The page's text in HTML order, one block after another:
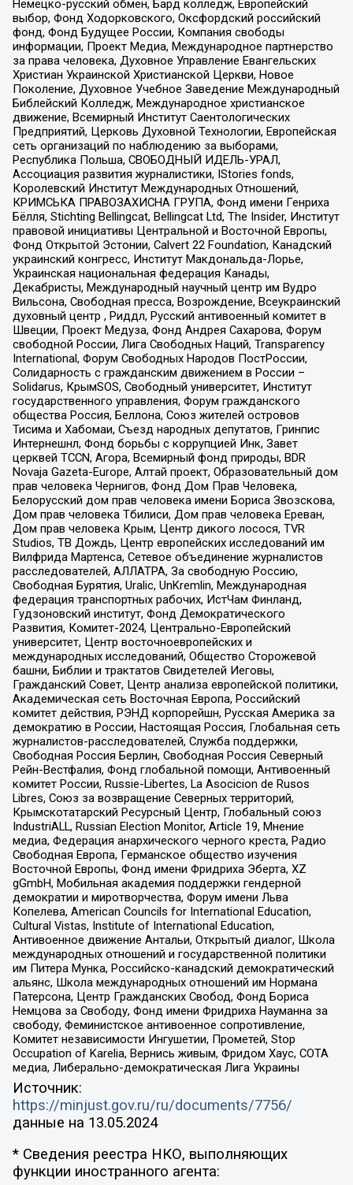
Немецко-русский обмен, Бард колледж, Европейский
выбор, Фонд Ходорковского, Оксфордский российский
фонд, Фонд Будущее России, Компания свободы
информации, Проект Медиа, Международное партнерство
за права человека, Духовное Управление Евангельских
Христиан Украинской Христианской Церкви, Новое
Поколение, Духовное Учебное Заведение Международный
Библейский Колледж, Международное христианское
движение, Всемирный Институт Саентологических
Предприятий, Церковь Духовной Технологии, Европейская
сеть организаций по наблюдению за выборами,
Республика Польша, СВОБОДНЫЙ ИДЕЛЬ-УРАЛ,
Ассоциация развития журналистики, IStories fonds,
Королевский Институт Международных Отношений,
КРИМСЬКА ПРАВОЗАХИСНА ГРУПА, Фонд имени Генриха
Бёлля, Stichting Bellingcat, Bellingcat Ltd, The Insider, Институт
правовой инициативы Центральной и Восточной Европы,
Фонд Открытой Эстонии, Calvert 22 Foundation, Канадский
украинский конгресс, Институт Макдональда-Лорье,
Украинская национальная федерация Канады,
Декабристы, Международный научный центр им Вудро
Вильсона, Свободная пресса, Возрождение, Всеукраинский
духовный центр , Риддл, Русский антивоенный комитет в
Швеции, Проект Медуза, Фонд Андрея Сахарова, Форум
свободной России, Лига Свободных Наций, Transparеncy
International, Форум Свободных Народов ПостРоссии,
Солидарность с гражданским движением в России –
Solidarus, КрымSOS, Свободный университет, Институт
государственного управления, Форум гражданского
общества Россия, Беллона, Союз жителей островов
Тисима и Хабомаи, Съезд народных депутатов, Гринпис
Интернешнл, Фонд борьбы с коррупцией Инк, Завет
церквей TCCN, Агора, Всемирный фонд природы, BDR
Novaja Gazeta-Europe, Алтай проект, Образовательный дом
прав человека Чернигов, Фонд Дом Прав Человека,
Белорусский дом прав человека имени Бориса Звозскова,
Дом прав человека Тбилиси, Дом прав человека Ереван,
Дом прав человека Крым, Центр дикого лосося, TVR
Studios, ТВ Дождь, Центр европейских исследований им
Вилфрида Мартенса, Сетевое объединение журналистов
расследователей, АЛЛАТРА, За свободную Россию,
Свободная Бурятия, Uralic, UnKremlin, Международная
федерация транспортных рабочих, ИстЧам Финланд,
Гудзоновский институт, Фонд Демократического
Развития, Комитет-2024, Центрально-Европейский
университет, Центр восточноевропейских и
международных исследований, Общество Сторожевой
башни, Библии и трактатов Свидетелей Иеговы,
Гражданский Совет, Центр анализа европейской политики,
Академическая сеть Восточная Европа, Российский
комитет действия, РЭНД корпорейшн, Русская Америка за
демократию в России, Настоящая Россия, Глобальная сеть
журналистов-расследователей, Служба поддержки,
Свободная Россия Берлин, Свободная Россия Северный
Рейн-Вестфалия, Фонд глобальной помощи, Антивоенный
комитет России, Russie-Libertes, La Asocicion de Rusos
Libres, Союз за возвращение Северных территорий,
Крымскотатарский Ресурсный Центр, Глобальный союз
IndustriALL, Russian Election Monitor, Article 19, Мнение
медиа, Федерация анархического черного креста, Радио
Свободная Европа, Германское общество изучения
Восточной Европы, Фонд имени Фридриха Эберта, XZ
gGmbH, Мобильная академия поддержки гендерной
демократии и миротворчества, Форум имени Льва
Копелева, American Councils for International Education,
Cultural Vistas, Institute of International Education,
Антивоенное движение Антальи, Открытый диалог, Школа
международных отношений и государственной политики
им Питера Мунка, Российско-канадский демократический
альянс, Школа международных отношений им Нормана
Патерсона, Центр Гражданских Свобод, Фонд Бориса
Немцова за Свободу, Фонд имени Фридриха Науманна за
свободу, Феминистское антивоенное сопротивление,
Комитет независимости Ингушетии, Прометей, Stop
Occupation of Karelia, Вернись живым, Фридом Хаус, СОТА
медиа, Либерально-демократическая Лига Украины
Источник:
https://minjust.gov.ru/ru/documents/7756/
данные на 13.05.2024
* Сведения реестра НКО, выполняющих
функции иностранного агента: